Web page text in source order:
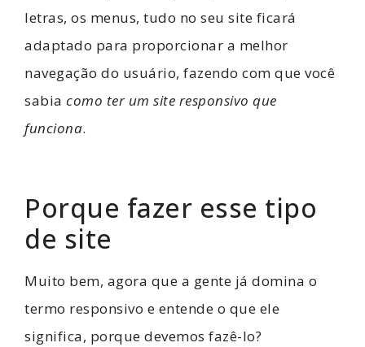
letras, os menus, tudo no seu site ficará
adaptado para proporcionar a melhor
navegação do usuário, fazendo com que você
sabia como ter um site responsivo que
funciona.
Porque fazer esse tipo
de site
Muito bem, agora que a gente já domina o
termo responsivo e entende o que ele
significa, porque devemos fazê-lo?